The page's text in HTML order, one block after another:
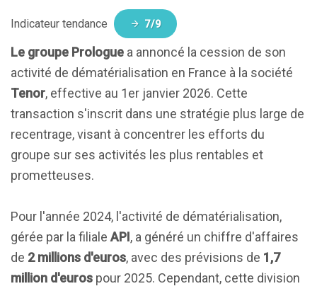
Indicateur tendance 7/9
Le groupe Prologue a annoncé la cession de son
activité de dématérialisation en France à la société
Tenor, effective au 1er janvier 2026. Cette
transaction s'inscrit dans une stratégie plus large de
recentrage, visant à concentrer les efforts du
groupe sur ses activités les plus rentables et
prometteuses.
Pour l'année 2024, l'activité de dématérialisation,
gérée par la filiale API, a généré un chiffre d'affaires
de 2 millions d'euros, avec des prévisions de 1,7
million d'euros pour 2025. Cependant, cette division